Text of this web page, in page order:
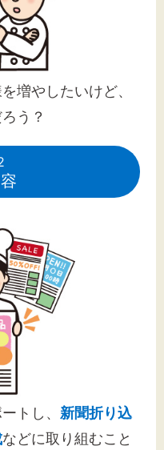
増やしたいけど、
う？
トし、 新聞折り込
などに取り組むこと